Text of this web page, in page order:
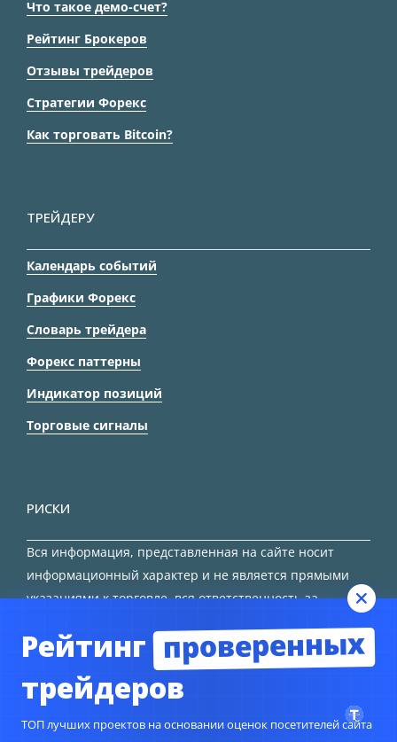
Что такое демо-счет?
Рейтинг Брокеров
Отзывы трейдеров
Стратегии Форекс
Как торговать Bitcoin?
ТРЕЙДЕРУ
Календарь событий
Графики Форекс
Словарь трейдера
Форекс паттерны
Индикатор позиций
Торговые сигналы
РИСКИ
Вся информация, представленная на сайте носит
информационный характер и не является прямыми
указаниями к торговле, вся ответственность за
Рейтинг проверенных
трейдеров
ТОП лучших проектов на основании оценок посетителей сайта